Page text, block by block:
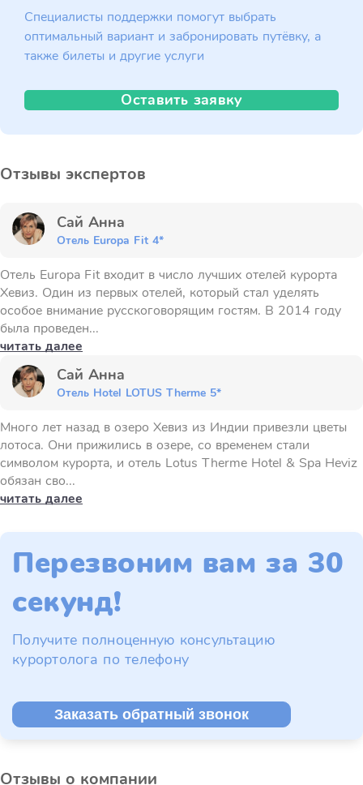
Специалисты поддержки помогут выбрать
оптимальный вариант и забронировать путёвку, а
также билеты и другие услуги
Оставить заявку
Отзывы экспертов
Сай Анна
Отель Europa Fit 4*
Отель Europa Fit входит в число лучших отелей курорта
Хевиз. Один из первых отелей, который стал уделять
особое внимание русскоговорящим гостям. В 2014 году
была проведен...
читать далее
Сай Анна
Отель Hotel LOTUS Therme 5*
Много лет назад в озеро Хевиз из Индии привезли цветы
лотоса. Они прижились в озере, со временем стали
символом курорта, и отель Lotus Therme Hotel & Spa Heviz
обязан сво...
читать далее
Перезвоним вам за 30
секунд!
Получите полноценную консультацию
курортолога по телефону
Заказать обратный звонок
Отзывы о компании